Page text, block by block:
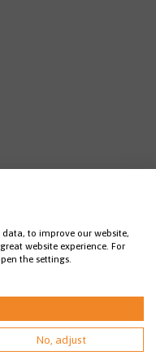
Saavutettavuus
EN SV
to improve our website,
website experience. For
the settings.
No, adjust